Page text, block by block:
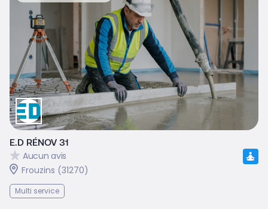
E.D RÉNOV 31
Aucun avis
Frouzins (31270)
Multi service